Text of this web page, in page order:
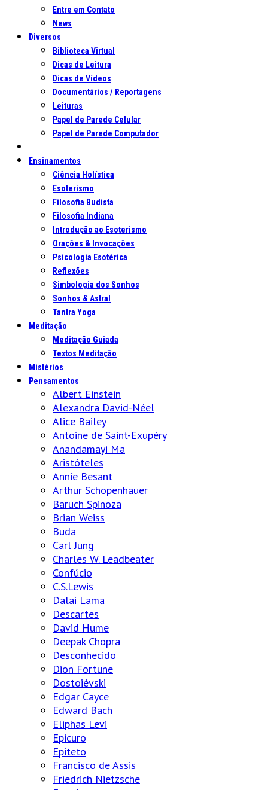
Entre em Contato
News
Diversos
Biblioteca Virtual
Dicas de Leitura
Dicas de Vídeos
Documentários / Reportagens
Leituras
Papel de Parede Celular
Papel de Parede Computador
Ensinamentos
Ciência Holística
Esoterismo
Filosofia Budista
Filosofia Indiana
Introdução ao Esoterismo
Orações & Invocações
Psicologia Esotérica
Reflexões
Simbologia dos Sonhos
Sonhos & Astral
Tantra Yoga
Meditação
Meditação Guiada
Textos Meditação
Mistérios
Pensamentos
Albert Einstein
Alexandra David-Néel
Alice Bailey
Antoine de Saint-Exupéry
Anandamayi Ma
Aristóteles
Annie Besant
Arthur Schopenhauer
Baruch Spinoza
Brian Weiss
Buda
Carl Jung
Charles W. Leadbeater
Confúcio
C.S.Lewis
Dalai Lama
Descartes
David Hume
Deepak Chopra
Desconhecido
Dion Fortune
Dostoiévski
Edgar Cayce
Edward Bach
Eliphas Levi
Epicuro
Epiteto
Francisco de Assis
Friedrich Nietzsche